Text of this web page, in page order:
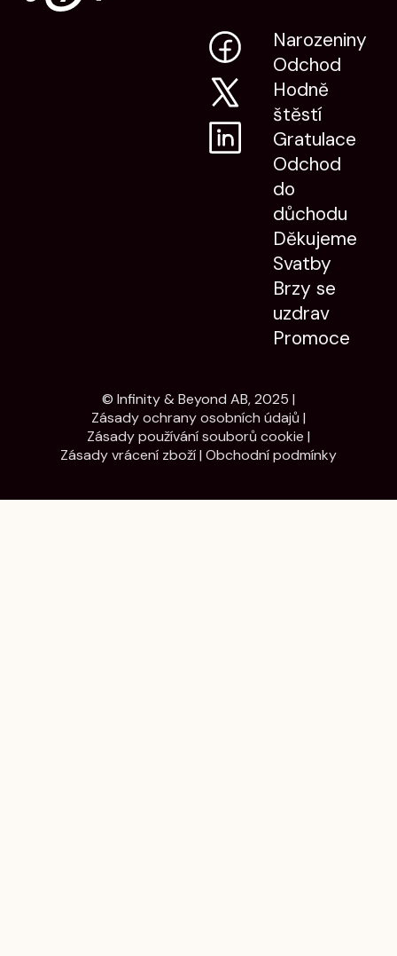
Narozeniny
Odchod
Hodně
štěstí
Gratulace
Odchod
do
důchodu
Děkujeme
Svatby
Brzy se
uzdrav
Promoce
© Infinity & Beyond AB, 2025 |
Zásady ochrany osobních údajů |
Zásady používání souborů cookie |
Zásady vrácení zboží| Obchodní podmínky